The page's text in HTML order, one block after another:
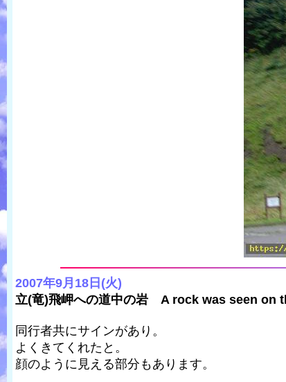
2007年9月18日(火)
立(竜)飛岬への道中の岩 A rock was seen on
同行者共にサインがあり。
よくきてくれたと。
顔のように見える部分もあります。